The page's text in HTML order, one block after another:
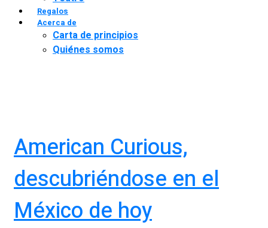
Regalos
Acerca de
Carta de principios
Quiénes somos
American Curious,
descubriéndose en el
México de hoy